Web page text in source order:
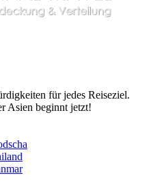
für jedes Reiseziel.
Asien beginnt jetzt!